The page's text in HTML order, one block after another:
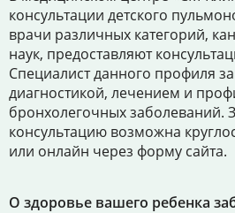
консультации детского
врачи различных категорий,
наук, предоставляют
Специалист данного профиля
диагностикой, лечением и
бронхолегочных заболеваний.
консультацию возможна
или онлайн через форму сайта.
О здоровье вашего ребенка
+7 (812) 435-
Записаться на